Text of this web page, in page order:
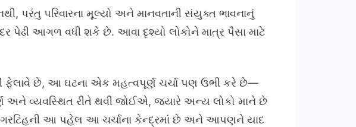
પરંતુ પરિવારના મૂલ્યો અને માનવતાની સંયુક્ત ભાવનાનું
પેઢી આગળ વધી શકે છે. આવા દૃશ્યો લોકોને માત્ર પૈસા માટે
ફેલાવે છે, આ ઘટના એક મહત્વપૂર્ણ ચર્ચા પણ ઉભી કરે છે—
અને વ્યવસ્થિત રીતે થવી જોઈએ, જ્યારે અન્ય લોકો માને છે
આ પહેલ આ ચર્ચાના કેન્દ્રમાં છે અને આપણને યાદ